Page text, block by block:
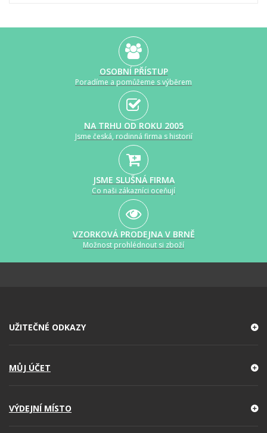
OSOBNÍ PŘÍSTUP
Poradíme a pomůžeme s výběrem
NA TRHU OD ROKU 2005
Jsme česká, rodinná firma s historií
JSME SLUŠNÁ FIRMA
Co naši zákazníci oceňují
VZORKOVÁ PRODEJNA V BRNĚ
Možnost prohlédnout si zboží
UŽITEČNÉ ODKAZY
MŮJ ÚČET
VÝDEJNÍ MÍSTO